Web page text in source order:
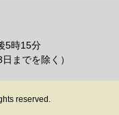
5時15分
までを除く）
reserved.